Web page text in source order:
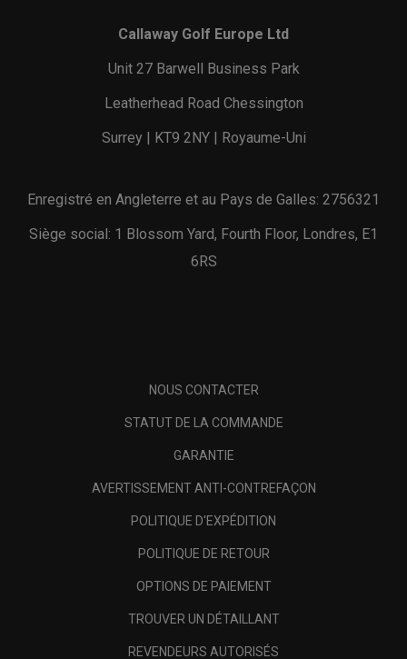
Callaway Golf Europe Ltd
Unit 27 Barwell Business Park
Leatherhead Road Chessington
Surrey | KT9 2NY | Royaume-Uni
Enregistré en Angleterre et au Pays de Galles: 2756321
Siège social: 1 Blossom Yard, Fourth Floor, Londres, E1
6RS
NOUS CONTACTER
STATUT DE LA COMMANDE
GARANTIE
AVERTISSEMENT ANTI-CONTREFAÇON
POLITIQUE D'EXPÉDITION
POLITIQUE DE RETOUR
OPTIONS DE PAIEMENT
TROUVER UN DÉTAILLANT
REVENDEURS AUTORISÉS